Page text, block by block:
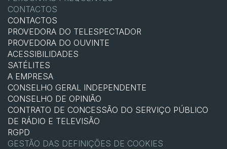
CONTACTOS
CONTACTOS
PROVEDORA DO TELESPECTADOR
PROVEDORA DO OUVINTE
ACESSIBILIDADES
SATÉLITES
A EMPRESA
CONSELHO GERAL INDEPENDENTE
CONSELHO DE OPINIÃO
CONTRATO DE CONCESSÃO DO SERVIÇO PÚBLICO
DE RÁDIO E TELEVISÃO
RGPD
GESTÃO DAS DEFINIÇÕES DE COOKIES